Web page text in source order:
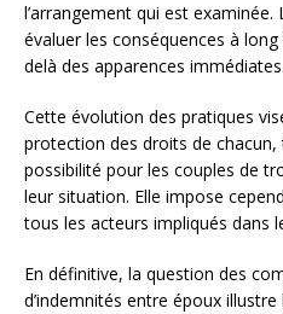
l’arrangement qui est examinée.
évaluer les conséquences à
delà des apparences immédiates.
Cette évolution des pratiques
protection des droits de
possibilité pour les couples de
leur situation. Elle impose
tous les acteurs impliqués dans
En définitive, la question des
d’indemnités entre époux